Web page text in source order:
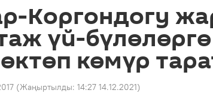
Коргондогу
үй-бүлөлөргө
көмүр
(Жаңыртылды: 14:27 14.12.2021)